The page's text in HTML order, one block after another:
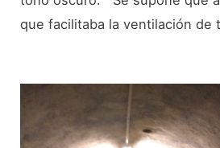
que facilitaba la ventilación de